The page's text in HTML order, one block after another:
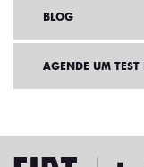
BLOG
AGENDE UM TEST